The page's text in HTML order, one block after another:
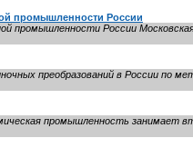
промышленности России
промышленности России
преобразований в России по
промышленность занимает